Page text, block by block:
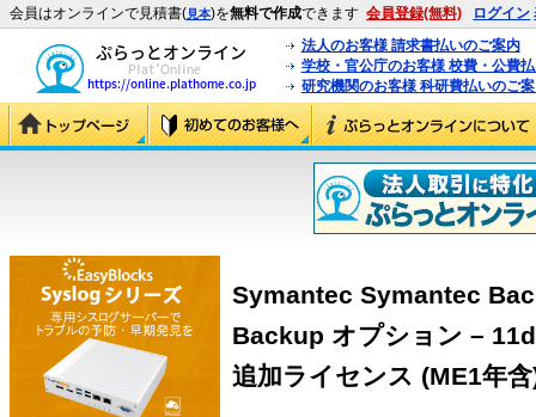
会員はオンラインで見積書(見本)を無料で作成できます 会員登録(無料) ログイン
法人のお客様 請求書払いのご案内
学校・官公庁のお客様 校費・公費
研究機関のお客様 科研費払いのご
Symantec Symantec
Backup オプション –
追加ライセンス (ME1年